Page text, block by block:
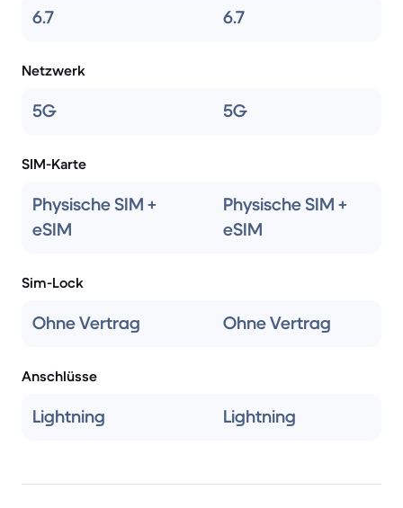
6.7 6.7
Netzwerk
5G 5G
SIM-Karte
Physische SIM +
eSIM
Physische SIM +
eSIM
Sim-Lock
Ohne Vertrag Ohne Vertrag
Anschlüsse
Lightning Lightning